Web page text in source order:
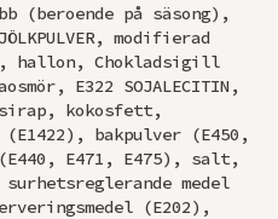
(beroende på säsong),
modifierad
hallon, Chokladsigill
E322 SOJALECITIN,
kokosfett,
bakpulver (E450,
E471, E475), salt,
medel
(E202),